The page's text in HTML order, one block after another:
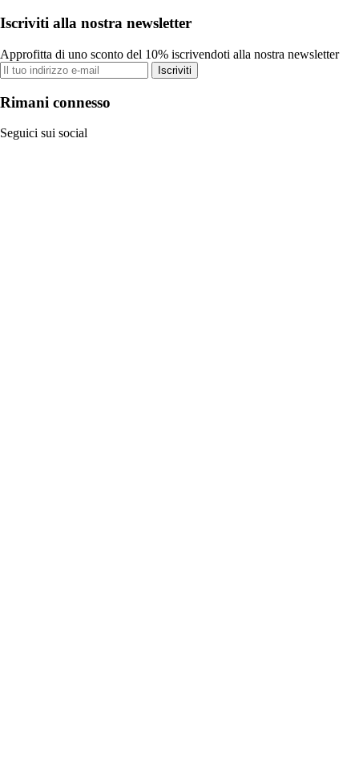
Iscriviti alla nostra newsletter
Approfitta di uno sconto del 10% iscrivendoti alla nostra newsletter
Iscriviti
Rimani connesso
Seguici sui social